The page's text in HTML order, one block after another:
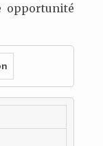
opportunité